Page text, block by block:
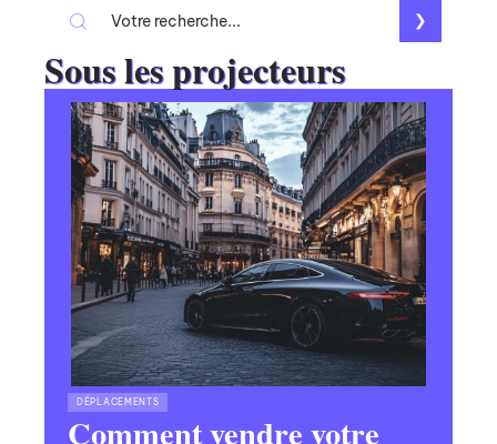
Sous les projecteurs
DÉPLACEMENTS
Comment vendre votre